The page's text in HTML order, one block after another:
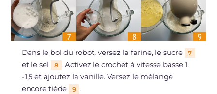
Dans le bol du robot, versez la farine, le sucre 7
et le sel 8 . Activez le crochet à vitesse basse 1
-1,5 et ajoutez la vanille. Versez le mélange
encore tiède
9 .